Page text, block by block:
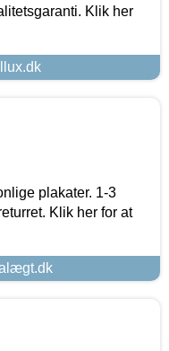
Klik her
plakater. 1-3
Klik her for at